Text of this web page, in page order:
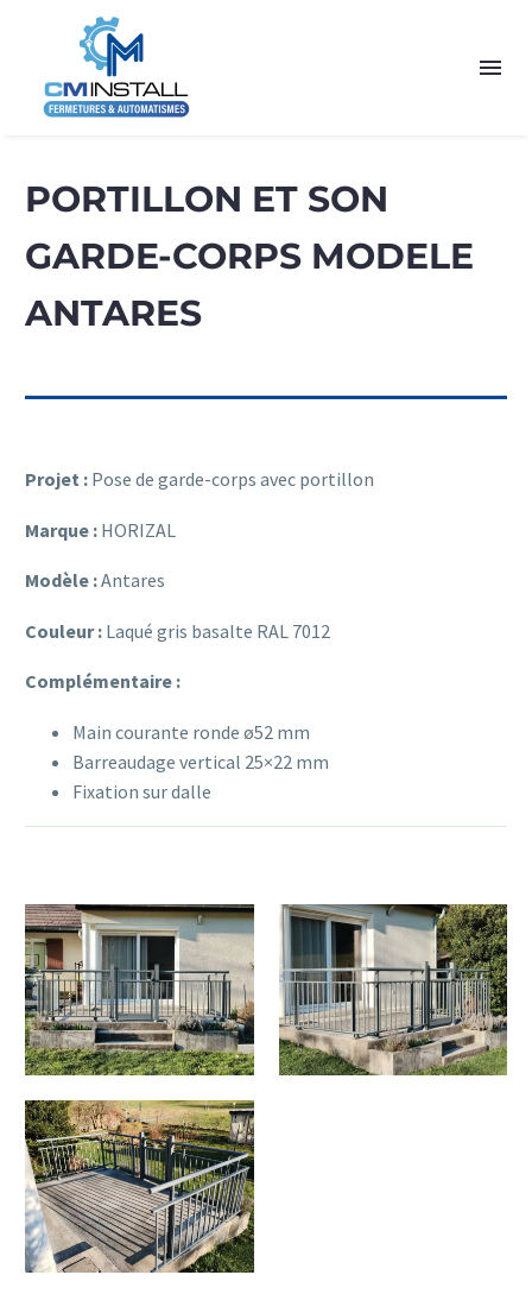
PORTILLON ET SON
GARDE-CORPS MODELE
ANTARES
Projet : Pose de garde-corps avec portillon
Marque : HORIZAL
Modèle :Antares
Couleur : Laqué gris basalte RAL 7012
Complémentaire :
Main courante ronde ø52 mm
Barreaudage vertical 25×22 mm
Fixation sur dalle